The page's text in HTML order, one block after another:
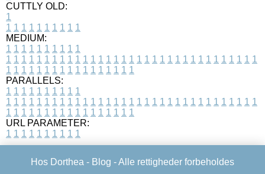
CUTTLY OLD:
1
1 1 1 1 1 1 1 1 1 1
MEDIUM:
1 1 1 1 1 1 1 1 1 1
1 1 1 1 1 1 1 1 1 1 1 1 1 1 1 1 1 1 1 1 1 1 1 1 1 1 1 1 1 1 1 1 1
1 1 1 1 1 1 1 1 1 1 1 1 1 1 1 1 1
PARALLELS:
1 1 1 1 1 1 1 1 1 1
1 1 1 1 1 1 1 1 1 1 1 1 1 1 1 1 1 1 1 1 1 1 1 1 1 1 1 1 1 1 1 1 1
1 1 1 1 1 1 1 1 1 1 1 1 1 1 1 1 1
URL PARAMETER:
1 1 1 1 1 1 1 1 1 1
Hos Dorthea - Blog - Alle rettigheder forbeholdes